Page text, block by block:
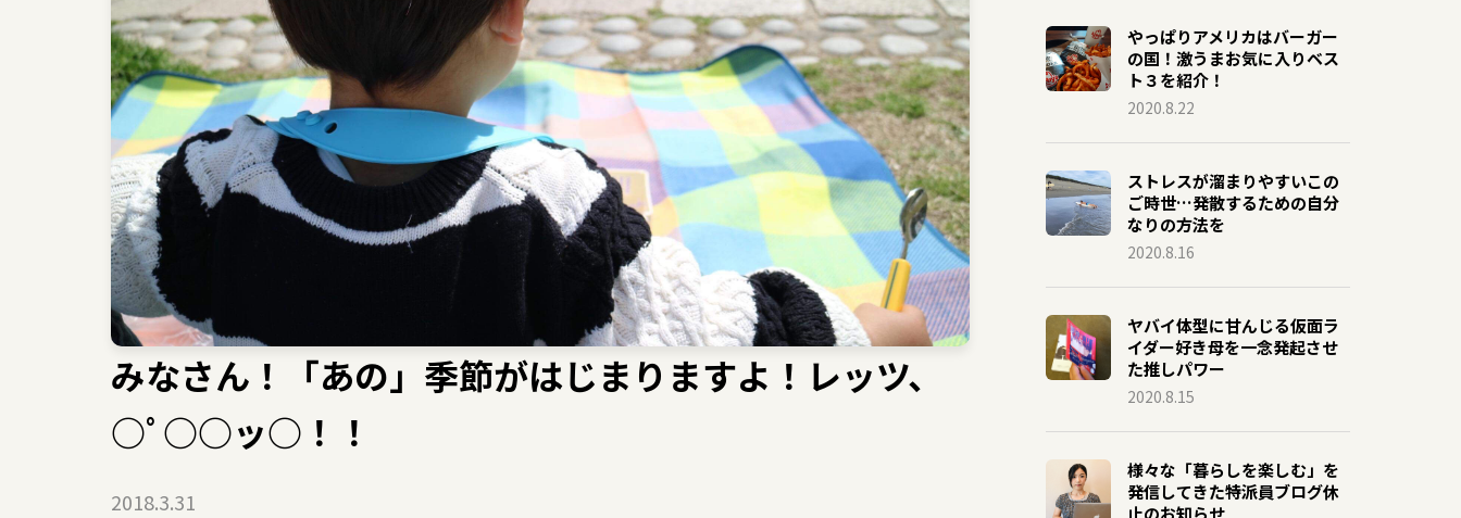
みなさん！「あの」季節がはじまりますよ！レッツ、
○ﾟ○○ッ○！！
2018.3.31
やっぱりアメリカはバーガー
の国！激うまお気に入りベス
ト３を紹介！
2020.8.22
ストレスが溜まりやすいこの
ご時世…発散するための自分
なりの方法を
2020.8.16
ヤバイ体型に甘んじる仮面ラ
イダー好き母を一念発起させ
た推しパワー
2020.8.15
様々な「暮らしを楽しむ」を
発信してきた特派員ブログ休
止のお知らせ